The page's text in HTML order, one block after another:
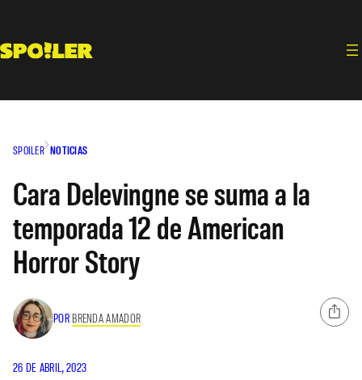
contenido
SPOILER NOTICIAS
Cara Delevingne se suma a la
temporada 12 de American
Horror Story
POR BRENDA AMADOR
26 DE ABRIL, 2023